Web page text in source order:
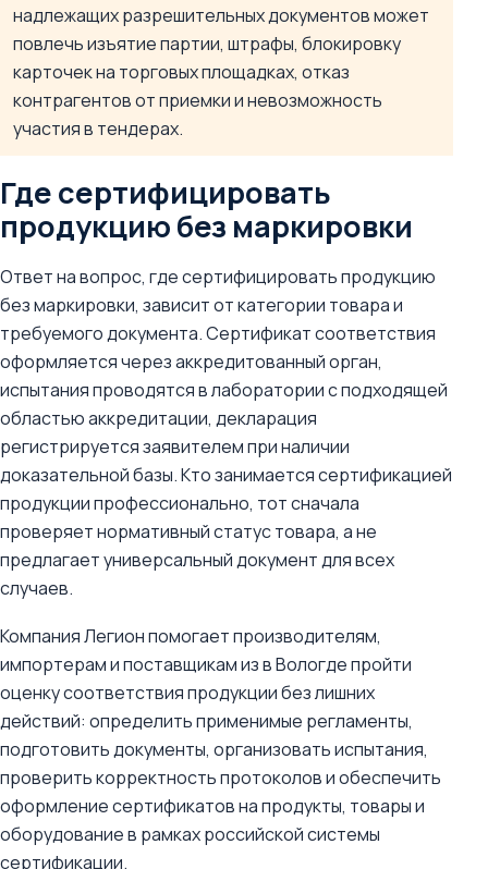
надлежащих разрешительных документов может
повлечь изъятие партии, штрафы, блокировку
карточек на торговых площадках, отказ
контрагентов от приемки и невозможность
участия в тендерах.
Где сертифицировать
продукцию без маркировки
Ответ на вопрос, где сертифицировать продукцию
без маркировки, зависит от категории товара и
требуемого документа. Сертификат соответствия
оформляется через аккредитованный орган,
испытания проводятся в лаборатории с подходящей
областью аккредитации, декларация
регистрируется заявителем при наличии
доказательной базы. Кто занимается сертификацией
продукции профессионально, тот сначала
проверяет нормативный статус товара, а не
предлагает универсальный документ для всех
случаев.
Компания Легион помогает производителям,
импортерам и поставщикам из в Вологде пройти
оценку соответствия продукции без лишних
действий: определить применимые регламенты,
подготовить документы, организовать испытания,
проверить корректность протоколов и обеспечить
оформление сертификатов на продукты, товары и
оборудование в рамках российской системы
сертификации.